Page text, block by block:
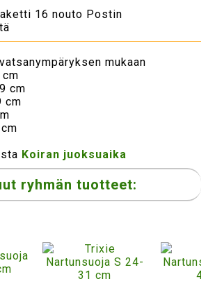
16 nouto Postin
mukaan
cm
cm
Koiran juoksuaika
ryhmän tuotteet: